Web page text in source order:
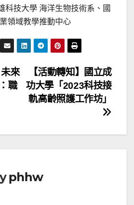
科技大學 海洋生物技術系、國
領域教學推動中心
【活動轉知】國立成
功大學「2023科技接
軌高齡照護工作坊」
來
職
phhw